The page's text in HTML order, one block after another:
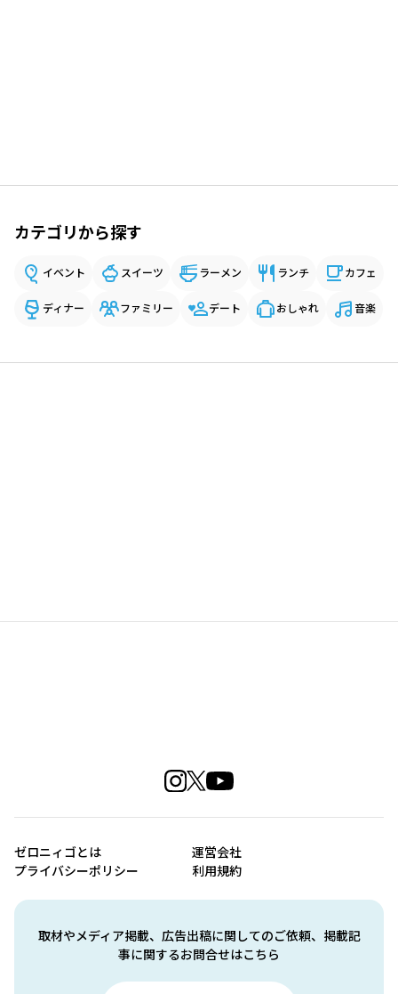
カテゴリから探す
イベント スイーツ ラーメン ランチ カフェ
ディナー ファミリー デート おしゃれ 音楽
取材やメディア掲載、広告出稿に関してのご依頼、掲載記
事に関するお問合せはこちら
ゼロニィゴとは
運営会社
プライバシーポリシー
利用規約